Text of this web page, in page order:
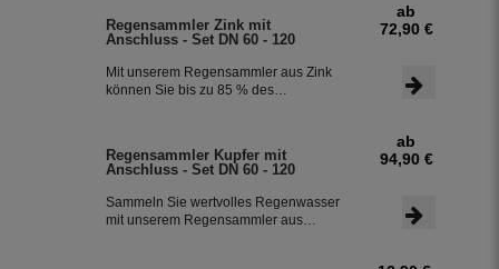
leitet zuverlässig sauberes
Regenwasser in ihre Regentonne.
Dieser Fallrohrfilter ist bereits 1000-
fach im Einsatz und wird in die ganze
Regensammler Zink mit
Anschluss - Set DN 60 - 120
Mit unserem Regensammler aus Zink
können Sie bis zu 85 % des
lässt sich durch das Schiebeteil einfach
ein- und ausbauen. Der flexible
Schlauchanschluss mit einer Länge
von 350 mm macht die Installation
besonders einfach.
ab
72,90 €
Regensammler Kupfer mit
Anschluss - Set DN 60 - 120
Sammeln Sie wertvolles Regenwasser
mit unserem Regensammler aus
ab
94,90 €